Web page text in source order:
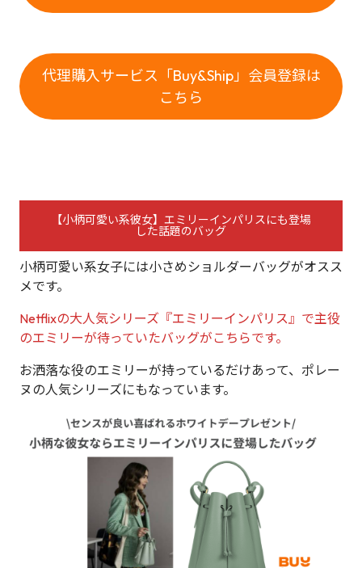
代理購入サービス「Buy&Ship」会員登録は
こちら
【小柄可愛い系彼女】エミリーインパリスにも登場
した話題のバッグ
小柄可愛い系女子には小さめショルダーバッグがオスス
メです。
Netflixの大人気シリーズ『エミリーインパリス』で主役
のエミリーが待っていたバッグがこちらです。
お洒落な役のエミリーが持っているだけあって、ポレー
ヌの人気シリーズにもなっています。